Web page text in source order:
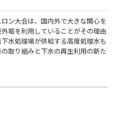
ン大会は、国内外で大きな関心を
堀を利用していることがその理由
水処理場が供給する高度処理水も
取り組みと下水の再生利用の新た